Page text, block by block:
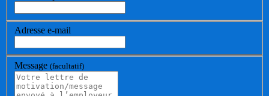
Adresse e-mail
Message (facultatif)